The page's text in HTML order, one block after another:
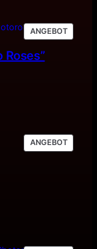
ANGEBOT
IM
Roses”
ANGEBOT
IM